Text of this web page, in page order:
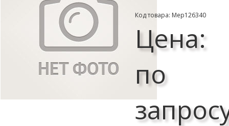
Код товара: Мер126340
Цена:
по